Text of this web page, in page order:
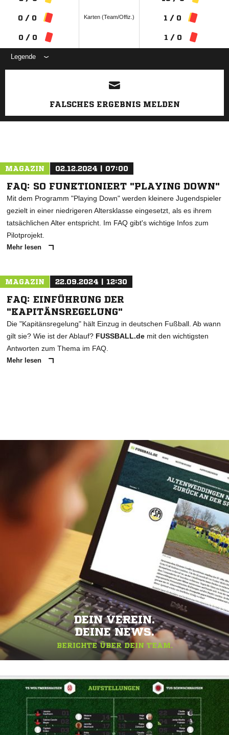
0 / 0
0 / 0
Karten (Team/Offiz.) 1 / 0
1 / 0
Legende
ANZEIGE
FALSCHES ERGEBNIS MELDEN
MAGAZIN 02.12.2024 | 07:00
FAQ: SO FUNKTIONIERT "PLAYING DOWN"
Mit dem Programm "Playing Down" werden kleinere Jugendspieler
gezielt in einer niedrigeren Altersklasse eingesetzt, als es ihrem
tatsächlichen Alter entspricht. Im FAQ gibt's wichtige Infos zum
Pilotprojekt.
Mehr lesen
MAGAZIN 22.09.2024 | 12:30
FAQ: EINFÜHRUNG DER
"KAPITÄNSREGELUNG"
Die "Kapitänsregelung" hält Einzug in deutschen Fußball. Ab wann
gilt sie? Wie ist der Ablauf? FUSSBALL.de mit den wichtigsten
Antworten zum Thema im FAQ.
Mehr lesen
DEIN VEREIN.
DEINE NEWS.
BERICHTE ÜBER DEIN TEAM.